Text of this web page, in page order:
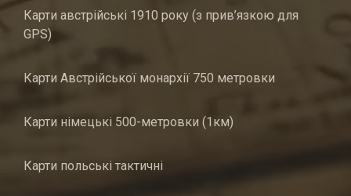
Карти австрійські 1910 року (з прив’язкою для
GPS)
Карти Австрійської монархії 750 метровки
Карти німецькі 500-метровки (1км)
Карти польські тактичні